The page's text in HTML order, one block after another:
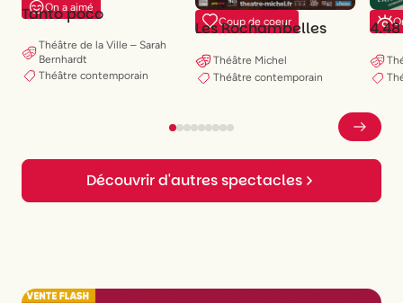
On a aimé
Tanto poco
Théâtre de la Ville – Sarah
Bernhardt
Théâtre contemporain
Coup de coeur
Les Rochambelles
Théâtre Michel
Théâtre contemporain
Découvrir d'autres spectacles